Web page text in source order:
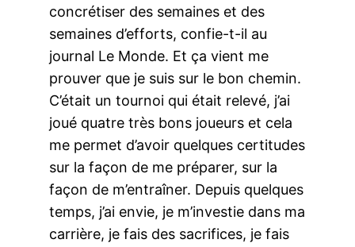
concrétiser des semaines et des
semaines d’efforts, confie-t-il au
journal Le Monde. Et ça vient me
prouver que je suis sur le bon chemin.
C’était un tournoi qui était relevé, j’ai
joué quatre très bons joueurs et cela
me permet d’avoir quelques certitudes
sur la façon de me préparer, sur la
façon de m’entraîner. Depuis quelques
temps, j’ai envie, je m’investie dans ma
carrière, je fais des sacrifices, je fais